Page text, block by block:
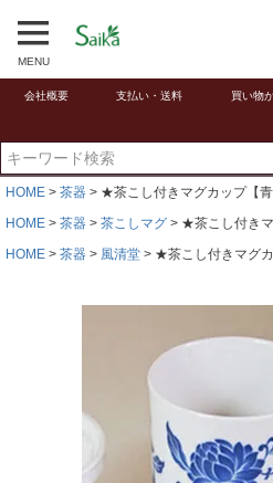
MENU
会社概要 支払い・送料 買い物
HOME 茶器
★茶こし付きマグカップ【青
HOME
茶器 茶こしマグ
★茶こし付きマ
HOME
茶器 風清堂 ★茶こし付きマグカ